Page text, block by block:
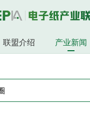
联盟介绍 产业新闻